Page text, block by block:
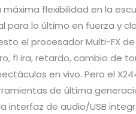
flexibilidad en la
para lo último en fuerza y
el procesador Multi-FX
fl ira, retardo, cambio de
en vivo. Pero el
de última
de audio/USB